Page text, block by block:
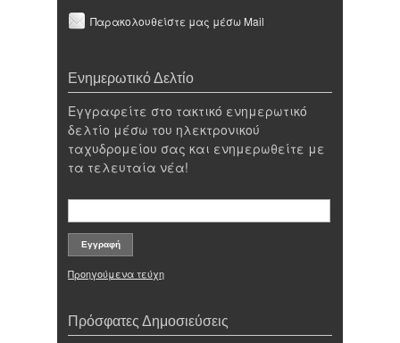
Παρακολουθείστε μας μέσω Mail
Ενημερωτικό Δελτίο
Εγγραφείτε στο τακτικό ενημερωτικό
δελτίο μέσω του ηλεκτρονικού
ταχυδρομείου σας και ενημερωθείτε με
τα τελευταία νέα!
Προηγούμενα τεύχη
Πρόσφατες Δημοσιεύσεις